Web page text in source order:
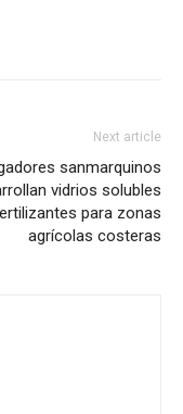
Next article
sanmarquinos
vidrios solubles
para zonas
agrícolas costeras